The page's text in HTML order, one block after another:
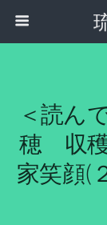
＜読ん
穂 収
家笑顔(